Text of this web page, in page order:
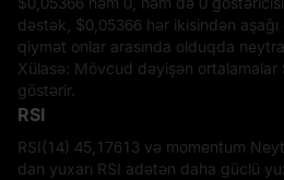
dəstək, $0,05366 hər ikisindən
qiymət onlar arasında olduqda
Xülasə: Mövcud dəyişən ortalamalar
göstərir.
RSI
RSI(14) 45,17613 və momentum
dan yuxarı RSI adətən daha güclü